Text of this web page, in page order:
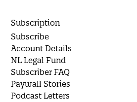
Subscription
Subscribe
Account Details
NL Legal Fund
Subscriber FAQ
Paywall Stories
Podcast Letters